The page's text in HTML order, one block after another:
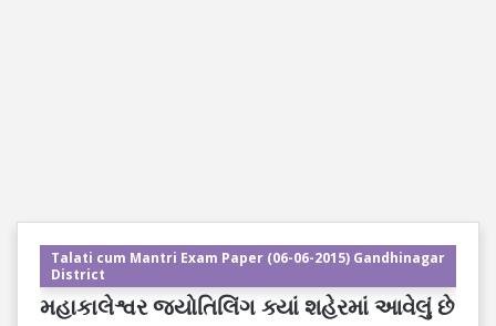
Talati cum Mantri Exam Paper (06-06-2015) Gandhinagar
District
મહાકાલેશ્વર જ્યોતિલિંગ ક્યાં શહેરમાં આવેલું છે